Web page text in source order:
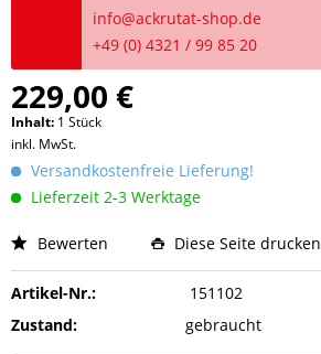
info@ackrutat-shop.de
+49 (0) 4321 / 99 85 20
229,00 €
Inhalt: 1 Stück
inkl. MwSt.
Versandkostenfreie Lieferung!
Lieferzeit 2-3 Werktage
Bewerten Diese Seite drucken
Artikel-Nr.:
151102
Zustand:
gebraucht